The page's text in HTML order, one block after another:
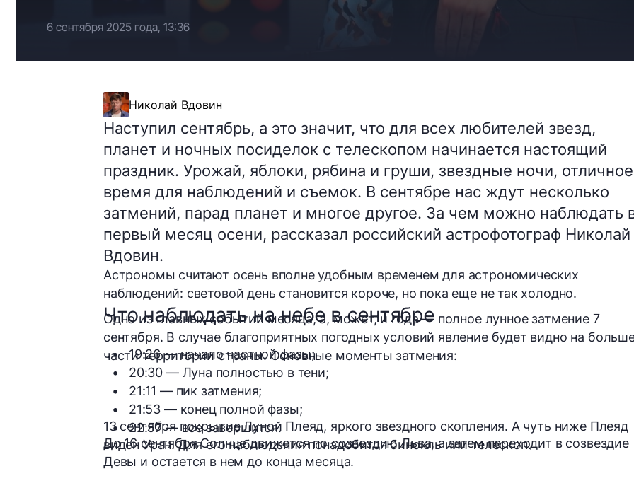
6 сентября 2025 года, 13:36
Николай Вдовин
Наступил сентябрь, а это значит, что для всех любителей звезд,
планет и ночных посиделок с телескопом начинается настоящий
праздник. Урожай, яблоки, рябина и груши, звездные ночи, отличное
время для наблюдений и съемок. В сентябре нас ждут несколько
затмений, парад планет и многое другое. За чем можно наблюдать
первый месяц осени, рассказал российский астрофотограф Николай
Вдовин.
Астрономы считают осень вполне удобным временем для астрономических
наблюдений: световой день становится короче, но пока еще не так холодно.
Что наблюдать на небе в сентябре
Одно из главных событий месяца, а, может, и года — полное лунное затмение 7
сентября. В случае благоприятных погодных условий явление будет видно на
части территории страны. Основные моменты затмения:
19:26 — начало частной фазы;
20:30 — Луна полностью в тени;
21:11 — пик затмения;
21:53 — конец полной фазы;
22:57 — все завершится.
13 сентября покрытие Луной Плеяд, яркого звездного скопления. А чуть ниже Плеяд
виден Уран. Для его наблюдения понадобится бинокль или телескоп.
До 16 сентября Солнце движется по созвездию Льва, а затем переходит в созвездие
Девы и остается в нем до конца месяца.